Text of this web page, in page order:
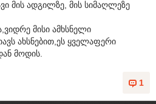
მის ადგილზე, მის სიმაღლეზე
მისი ამხსნელი
ახსნებით,ეს ყველაფერი
მოდის.
1